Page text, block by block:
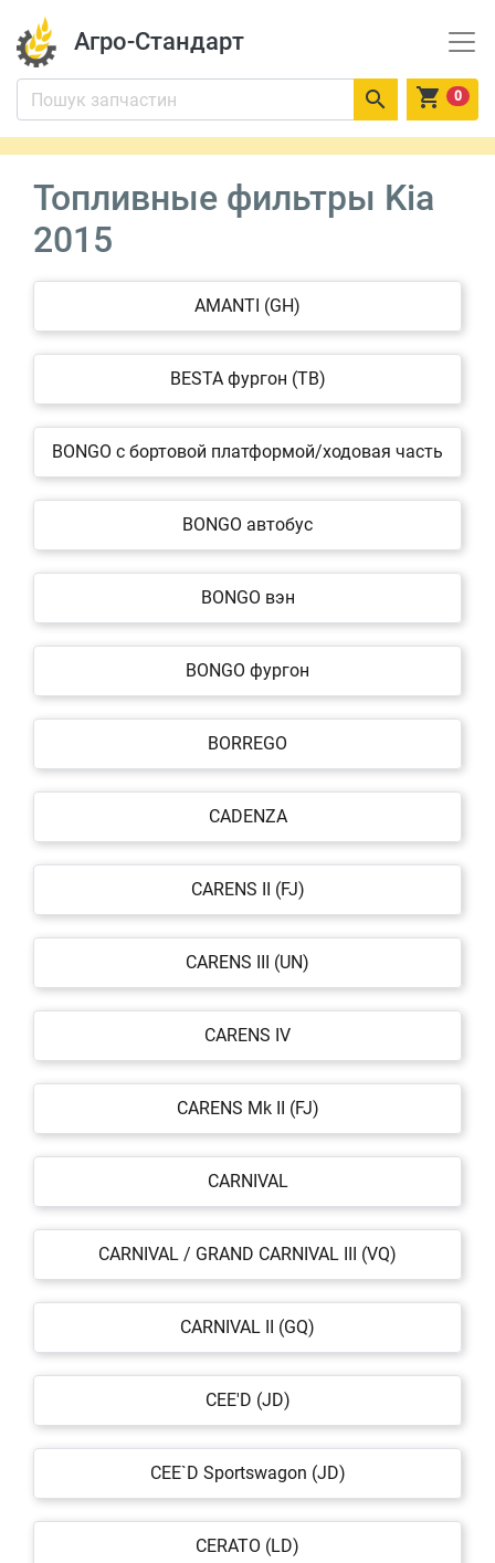
Агро-Стандарт
  0
Топливные фильтры Kia
2015
AMANTI (GH)
BESTA фургон (TB)
BONGO c бортовой платформой/ходовая часть
BONGO автобус
BONGO вэн
BONGO фургон
BORREGO
CADENZA
CARENS II (FJ)
CARENS III (UN)
CARENS IV
CARENS Mk II (FJ)
CARNIVAL
CARNIVAL / GRAND CARNIVAL III (VQ)
CARNIVAL II (GQ)
CEE'D (JD)
CEE`D Sportswagon (JD)
CERATO (LD)